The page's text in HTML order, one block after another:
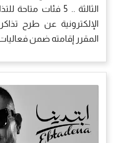
الثالثة .. 5 فئات
الإلكترونية عن طرح
المقرر إقامته ضمن